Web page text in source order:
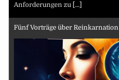
Anforderungen zu [...]
Fünf Vorträge über Reinkarnation